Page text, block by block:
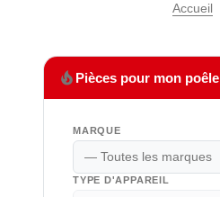
Accueil
local_fire_department Pièces pour mon poêle
MARQUE
TYPE D'APPAREIL